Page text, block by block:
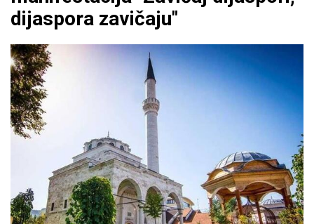
dijaspora zavičaju"